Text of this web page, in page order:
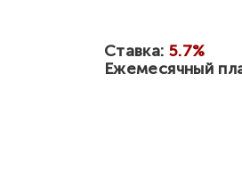
Ставка: 5.7%
Ежемесячный